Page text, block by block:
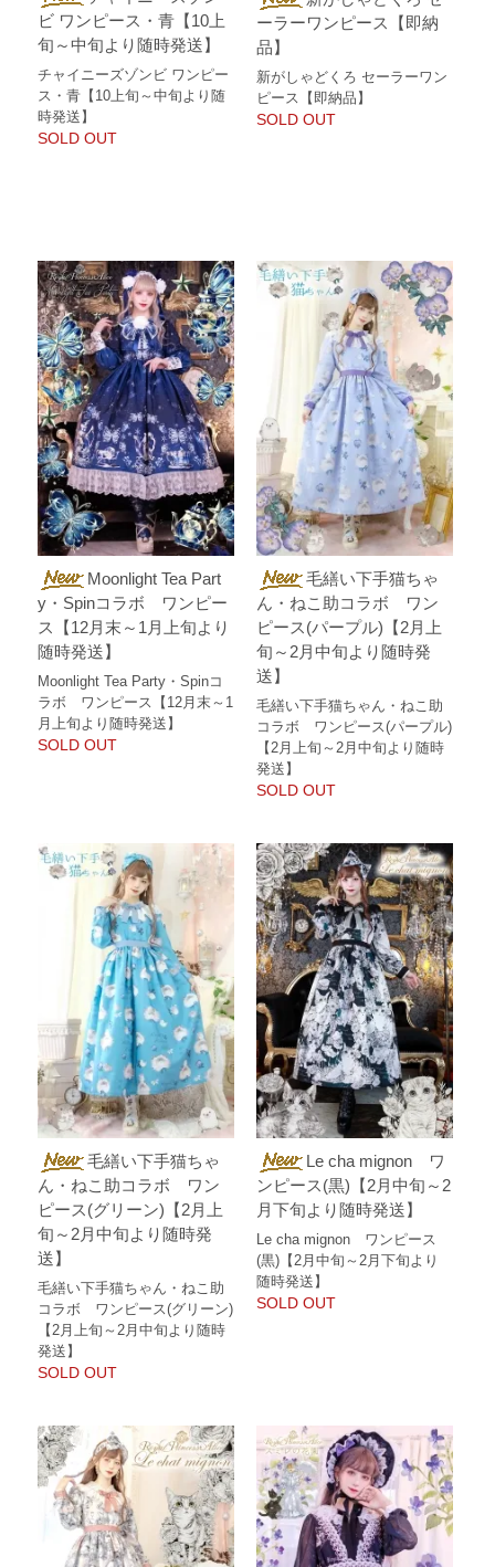
ビ ワンピース・青【10上
旬～中旬より随時発送】
チャイニーズゾンビ ワンピー
ス・青【10上旬～中旬より随
時発送】
SOLD OUT
ーラーワンピース【即納
品】
新がしゃどくろ セーラーワン
ピース【即納品】
SOLD OUT
Moonlight Tea Part
y・Spinコラボ ワンピー
ス【12月末～1月上旬より
随時発送】
Moonlight Tea Party・Spinコ
ラボ ワンピース【12月末～1
月上旬より随時発送】
SOLD OUT
毛繕い下手猫ちゃ
ん・ねこ助コラボ ワン
ピース(パープル)【2月上
旬～2月中旬より随時発
送】
毛繕い下手猫ちゃん・ねこ助
コラボ ワンピース(パープル)
【2月上旬～2月中旬より随時
発送】
SOLD OUT
毛繕い下手猫ちゃ
ん・ねこ助コラボ ワン
ピース(グリーン)【2月上
旬～2月中旬より随時発
送】
毛繕い下手猫ちゃん・ねこ助
コラボ ワンピース(グリーン)
【2月上旬～2月中旬より随時
発送】
SOLD OUT
Le cha mignon ワ
ンピース(黒)【2月中旬～2
月下旬より随時発送】
Le cha mignon ワンピース
(黒)【2月中旬～2月下旬より
随時発送】
SOLD OUT